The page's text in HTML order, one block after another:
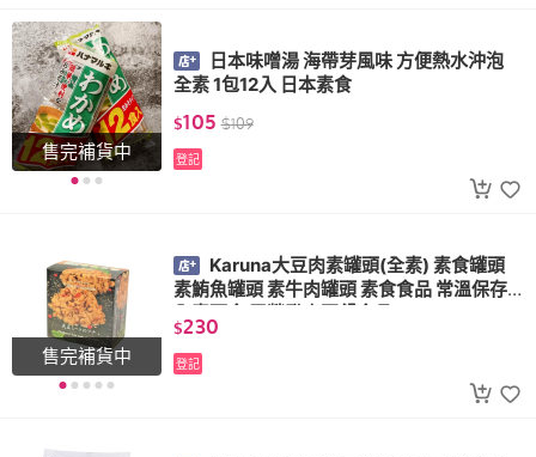
售完補貨中
日本味噌湯 海帶芽風味 方便熱水沖泡
全素 1包12入 日本素食
$105 $109
登記
售完補貨中
Karuna大豆肉素罐頭(全素) 素食罐頭
素鮪魚罐頭 素牛肉罐頭 素食食品 常溫保存
全素可食 露營登山野餐食品
$230
登記